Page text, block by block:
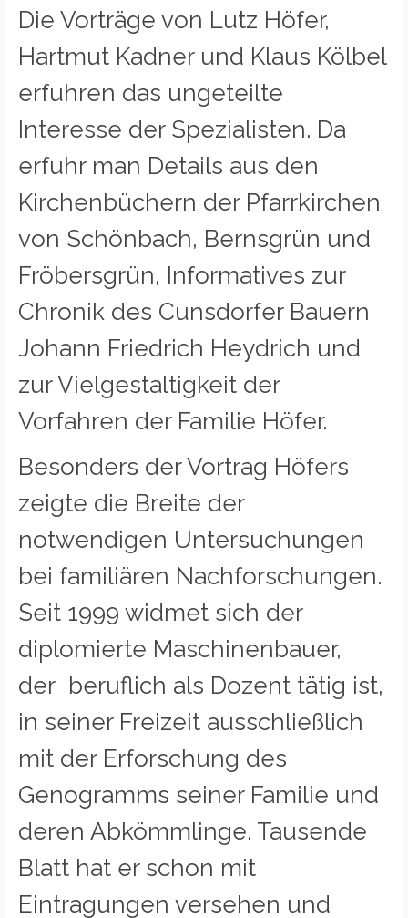
Die Vorträge von Lutz Höfer,
Hartmut Kadner und Klaus Kölbel
erfuhren das ungeteilte
Interesse der Spezialisten. Da
erfuhr man Details aus den
Kirchenbüchern der Pfarrkirchen
von Schönbach, Bernsgrün und
Fröbersgrün, Informatives zur
Chronik des Cunsdorfer Bauern
Johann Friedrich Heydrich und
zur Vielgestaltigkeit der
Vorfahren der Familie Höfer.
Besonders der Vortrag Höfers
zeigte die Breite der
notwendigen Untersuchungen
bei familiären Nachforschungen.
Seit 1999 widmet sich der
diplomierte Maschinenbauer,
der beruflich als Dozent tätig ist,
in seiner Freizeit ausschließlich
mit der Erforschung des
Genogramms seiner Familie und
deren Abkömmlinge. Tausende
Blatt hat er schon mit
Eintragungen versehen und